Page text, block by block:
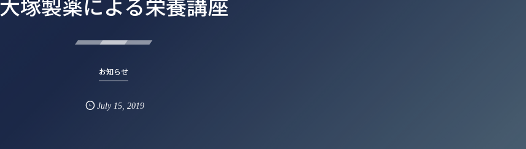
お知らせ
July 15,2019